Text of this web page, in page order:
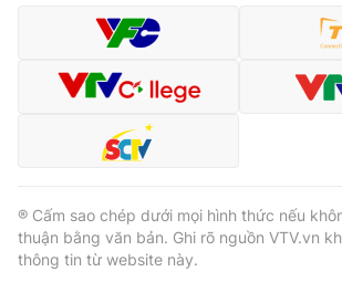
® Cấm sao chép dưới mọi hình thức nếu
thuận bằng văn bản. Ghi rõ nguồn VTV.vn
thông tin từ website này.